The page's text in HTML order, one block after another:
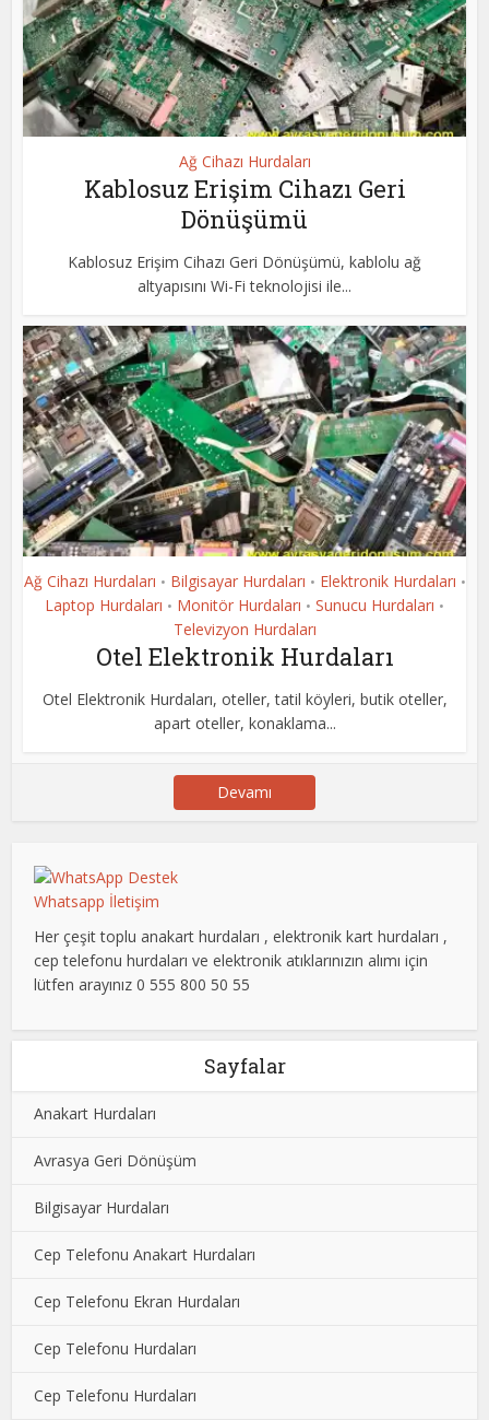
Ağ Cihazı Hurdaları
Kablosuz Erişim Cihazı Geri
Dönüşümü
Kablosuz Erişim Cihazı Geri Dönüşümü, kablolu ağ
altyapısını Wi-Fi teknolojisi ile...
Ağ Cihazı Hurdaları • Bilgisayar Hurdaları • Elektronik Hurdaları •
Laptop Hurdaları • Monitör Hurdaları • Sunucu Hurdaları •
Televizyon Hurdaları
Otel Elektronik Hurdaları
Otel Elektronik Hurdaları, oteller, tatil köyleri, butik oteller,
apart oteller, konaklama...
Devamı
Whatsapp İletişim
Her çeşit toplu anakart hurdaları , elektronik kart hurdaları ,
cep telefonu hurdaları ve elektronik atıklarınızın alımı için
lütfen arayınız 0 555 800 50 55
Sayfalar
Anakart Hurdaları
Avrasya Geri Dönüşüm
Bilgisayar Hurdaları
Cep Telefonu Anakart Hurdaları
Cep Telefonu Ekran Hurdaları
Cep Telefonu Hurdaları
Cep Telefonu Hurdaları